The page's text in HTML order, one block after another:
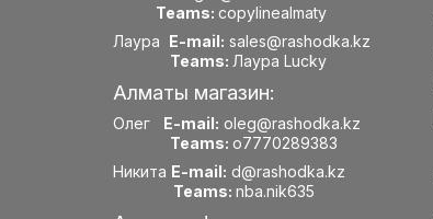
Teams: copylinealmaty
Лаура E-mail: sales@rashodka.kz
Teams: Лаура Lucky
Алматы магазин:
Олег E-mail: oleg@rashodka.kz
Teams: o7770289383
Никита E-mail: d@rashodka.kz
Teams: nba.nik635